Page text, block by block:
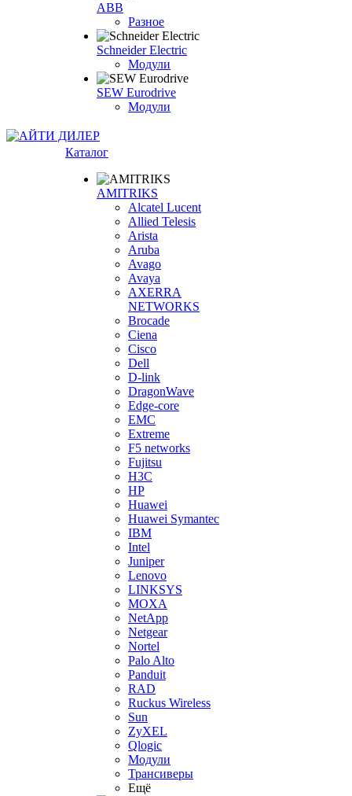
ABB
Разное
Schneider Electric
Модули
SEW Eurodrive
Модули
Каталог
AMITRIKS
Alcatel Lucent
Allied Telesis
Arista
Aruba
Avago
Avaya
AXERRA
NETWORKS
Brocade
Ciena
Cisco
Dell
D-link
DragonWave
Edge-core
EMC
Extreme
F5 networks
Fujitsu
H3С
HP
Huawei
Huawei Symantec
IBM
Intel
Juniper
Lenovo
LINKSYS
MOXA
NetApp
Netgear
Nortel
Palo Alto
Panduit
RAD
Ruckus Wireless
Sun
ZyXEL
Qlogic
Модули
Трансиверы
Ещё